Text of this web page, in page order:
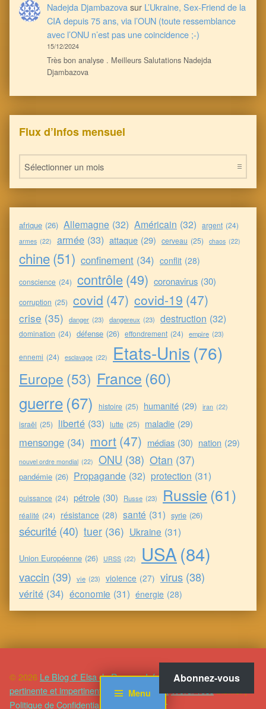
Menu
Nadejda Djambazovasur L’Ukraine, Sex-Friend de la
CIA depuis 75 ans, via l’OUN (toute ressemblance
avec l’ONU n’est pas une coincidence ;-)
15/12/2024
Très bon analyse . Meilleurs Salutations Nadejda
Djambazova
Flux d’Infos mensuel
Flux d’Infos mensuel
afrique (26) Allemagne (32) Américain (32) argent (24)
armes (22) armée (33) attaque (29) cerveau (25) chaos (22)
chine(51) confinement (34) conflit (28)
conscience (24) contrôle (49) coronavirus (30)
corruption (25) covid (47) covid-19 (47)
crise (35) danger (23) dangereux (23) destruction (32)
domination (24) défense (26) effondrement (24) empire (23)
ennemi (24) esclavage (22) Etats-Unis (76)
Europe (53) France (60)
guerre(67) histoire (25) humanité (29) iran (22)
israël (25) liberté (33) lutte (25) maladie (29)
mensonge (34) mort (47) médias (30) nation (29)
nouvel ordre mondial (22) ONU (38) Otan (37)
pandémie (26) Propagande (32) protection (31)
puissance (24) pétrole (30) Russe (23) Russie (61)
réalité (24) résistance (28) santé (31) syrie (26)
sécurité (40) tuer (36) Ukraine (31)
Union Européenne (26) URSS (22) USA(84)
vaccin (39) vie (23) violence (27) virus (38)
vérité (34) économie (31) énergie (28)
© 2026 Le Blog d' Elsa de Romeu : Information alternative,
pertinente et impertinente
UsingModern
Politique de Confidentialité
Back to top ↑
Abonnez-vous